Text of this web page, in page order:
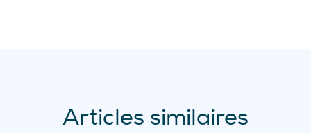
Articles similaires